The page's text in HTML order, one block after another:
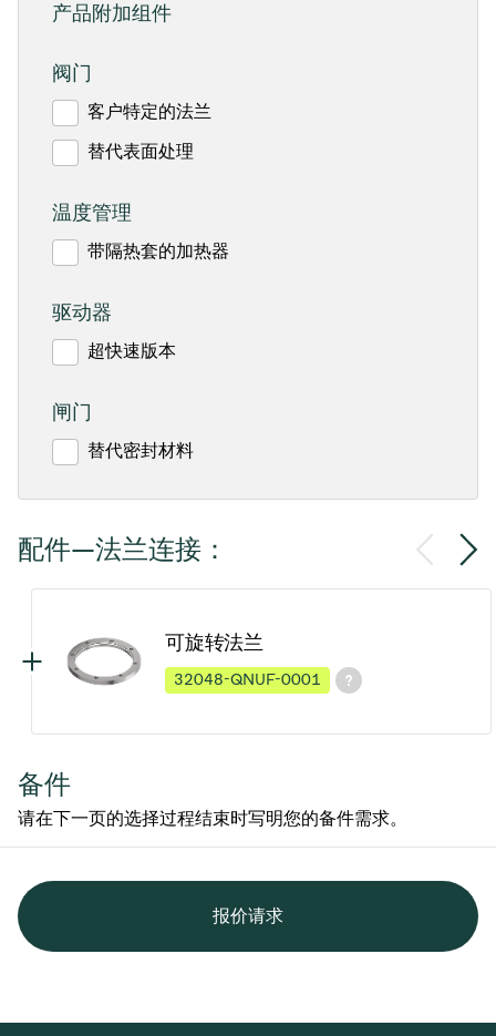
产品附加组件
阀门
客户特定的法兰
替代表面处理
温度管理
带隔热套的加热器
驱动器
超快速版本
闸门
替代密封材料
配件—法兰连接：
可旋转法兰
32048-QNUF-0001
备件
请在下一页的选择过程结束时写明您的备件需求。
报价请求